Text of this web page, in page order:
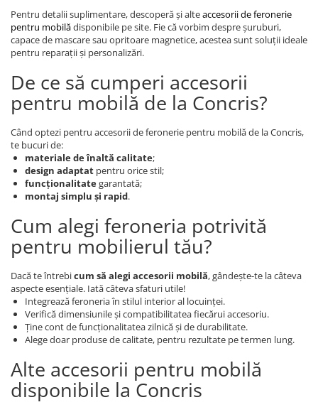
Pentru detalii suplimentare, descoperă și alteaccesorii de feronerie
pentru mobilădisponibile pe site. Fie că vorbim despre șuruburi,
capace de mascare sau opritoare magnetice, acestea sunt soluții ideale
pentru reparații și personalizări.
De ce să cumperi accesorii
pentru mobilă de la Concris?
Când optezi pentru accesorii de feronerie pentru mobilă de la Concris,
te bucuri de:
materiale de înaltă calitate;
design adaptat pentru orice stil;
funcționalitategarantată;
montaj simplu și rapid.
Cum alegi feroneria potrivită
pentru mobilierul tău?
Dacă te întrebicum să alegi accesorii mobilă, gândește-te la câteva
aspecte esențiale. Iată câteva sfaturi utile!
Integrează feroneria în stilul interior al locuinței.
Verifică dimensiunile și compatibilitatea fiecărui accesoriu.
Ține cont de funcționalitatea zilnică și de durabilitate.
Alege doar produse de calitate, pentru rezultate pe termen lung.
Alte accesorii pentru mobilă
disponibile la Concris